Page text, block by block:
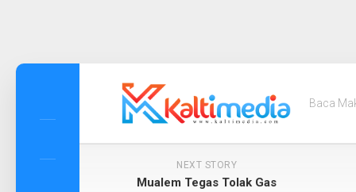
Skip
Baca
NEXT STORY
Mualem Tegas Tolak Gas